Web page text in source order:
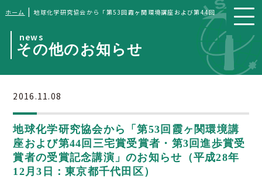
ホーム |地球化学研究協会から「第53回霞ヶ関環境講座および第44回三宅賞受賞
news
その他のお知らせ
2016.11.08
地球化学研究協会から「第53回霞ヶ関環境講
座および第44回三宅賞受賞者・第3回進歩賞受
賞者の受賞記念講演」のお知らせ（平成28年
12月3日：東京都千代田区）